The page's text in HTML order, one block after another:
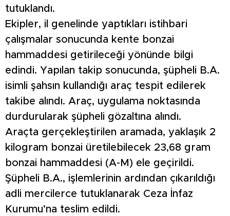
tutuklandı.
Ekipler, il genelinde yaptıkları istihbari
çalışmalar sonucunda kente bonzai
hammaddesi getirileceği yönünde bilgi
edindi. Yapılan takip sonucunda, şüpheli B.A.
isimli şahsın kullandığı araç tespit edilerek
takibe alındı. Araç, uygulama noktasında
durdurularak şüpheli gözaltına alındı.
Araçta gerçekleştirilen aramada, yaklaşık 2
kilogram bonzai üretilebilecek 23,68 gram
bonzai hammaddesi (A-M) ele geçirildi.
Şüpheli B.A., işlemlerinin ardından çıkarıldığı
adli mercilerce tutuklanarak Ceza İnfaz
Kurumu’na teslim edildi.